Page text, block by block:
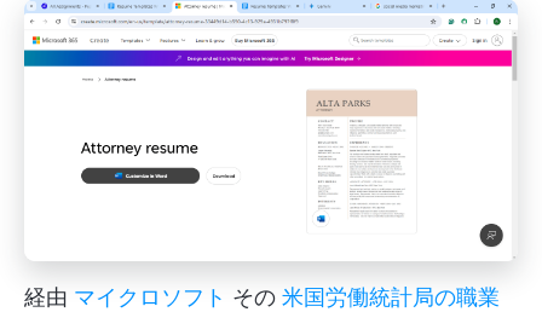
経由 マイクロソフト その 米国労働統計局の職業